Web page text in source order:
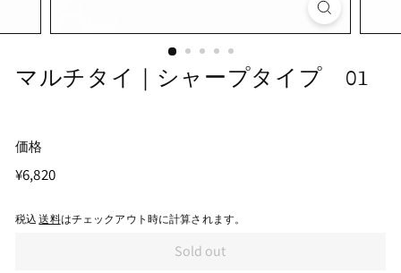
マルチタイ｜シャープタイプ 01
価格
通
格
¥6,820¥6,820
税込送料はチェックアウト時に計算されます。
Sold out